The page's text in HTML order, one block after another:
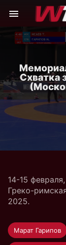
Схватка
14-15
Греко-
2025.
Марат Гарипов